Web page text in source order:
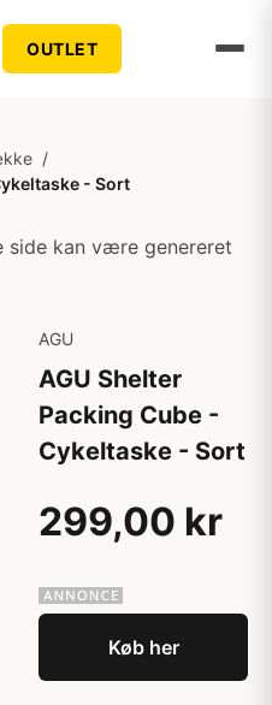
OUTLET
/
- Sort
side kan være genereret
AGU
AGU Shelter
Packing Cube -
Cykeltaske - Sort
299,00 kr
Køb her